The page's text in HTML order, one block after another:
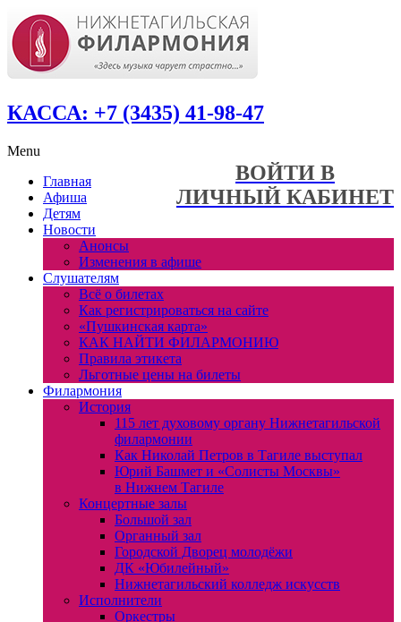
КАССА: +7 (3435) 41-98-47
ВОЙТИ В
ЛИЧНЫЙ КАБИНЕТ
Menu
Главная
Афиша
Детям
Новости
Анонсы
Изменения в афише
Слушателям
Всё о билетах
Как регистрироваться на сайте
«Пушкинская карта»
КАК НАЙТИ ФИЛАРМОНИЮ
Правила этикета
Льготные цены на билеты
Филармония
История
115 лет духовому органу Нижнетагильской
филармонии
Как Николай Петров в Тагиле выступал
Юрий Башмет и «Солисты Москвы»
в Нижнем Тагиле
Концертные залы
Большой зал
Органный зал
Городской Дворец молодёжи
ДК «Юбилейный»
Нижнетагильский колледж искусств
Исполнители
Оркестры